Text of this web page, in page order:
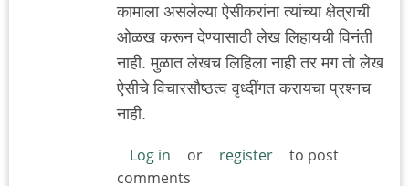
कामाला असलेल्या ऐसीकरांना त्यांच्या क्षेत्राची
ओळख करून देण्यासाठी लेख लिहायची विनंती
नाही. मुळात लेखच लिहिला नाही तर मग तो लेख
ऐसीचे विचारसौष्ठत्व वृध्दींगत करायचा प्रश्नच
नाही.
Log in or register
to post
comments